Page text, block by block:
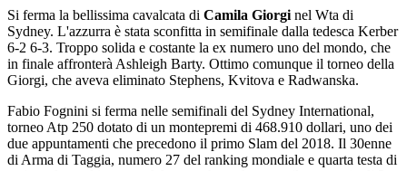
Si ferma la bellissima cavalcata di Camila Giorgi nel Wta di
Sydney. L'azzurra è stata sconfitta in semifinale dalla tedesca Kerber
6-2 6-3. Troppo solida e costante la ex numero uno del mondo, che
in finale affronterà Ashleigh Barty. Ottimo comunque il torneo della
Giorgi, che aveva eliminato Stephens, Kvitova e Radwanska.
Fabio Fognini si ferma nelle semifinali del Sydney International,
torneo Atp 250 dotato di un montepremi di 468.910 dollari, uno dei
due appuntamenti che precedono il primo Slam del 2018. Il 30enne
di Arma di Taggia, numero 27 del ranking mondiale e quarta testa di